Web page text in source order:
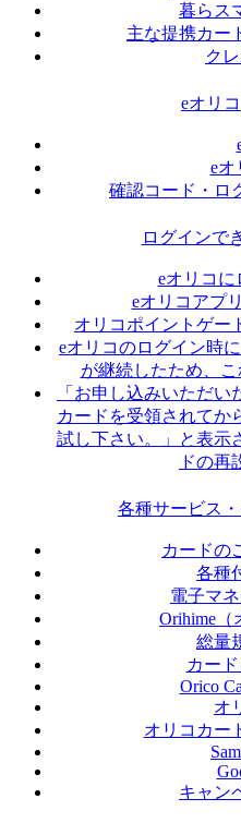
暮らス
主な提携カー
ク
eオリコ
eオ
確認コード・ロ
ログインで
eオリコ
eオリコアプ
オリコポイントゲー
eオリコのログイン時
が継続したため、
「お申し込みいただ
カードを受領されてか
試し下さい。」と表示
ドの再
各種サービス
カードの
各種
電子マ
Orihime（
総量
カー
Orico
オ
オリコカー
キャン